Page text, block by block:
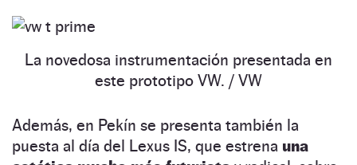
La novedosa instrumentación presentada en
este prototipo VW. / VW
Además, en Pekín se presenta también la
puesta al día del Lexus IS, que estrena una